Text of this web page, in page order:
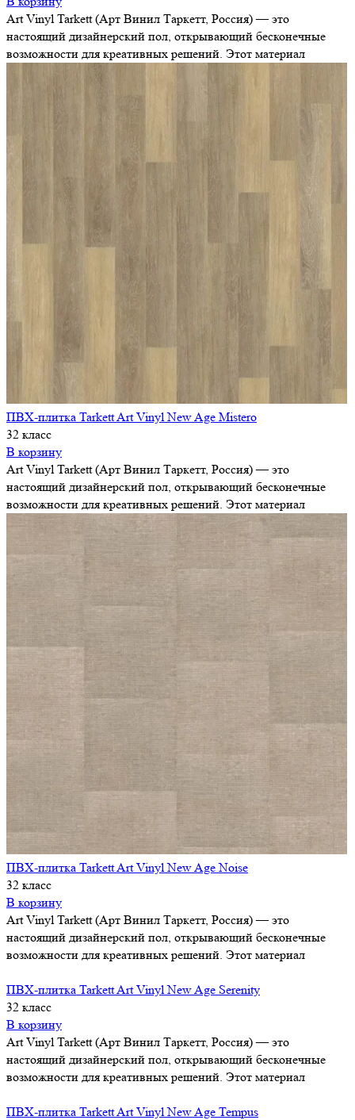
Art Vinyl Tarkett (Арт Винил Таркетт, Россия) — это
настоящий дизайнерский пол, открывающий бесконечные
возможности для креативных решений. Этот материал
ПВХ-плитка Tarkett Art Vinyl New Age Mistero
32 класс
В корзину
Art Vinyl Tarkett (Арт Винил Таркетт, Россия) — это
настоящий дизайнерский пол, открывающий бесконечные
возможности для креативных решений. Этот материал
ПВХ-плитка Tarkett Art Vinyl New Age Noise
32 класс
В корзину
Art Vinyl Tarkett (Арт Винил Таркетт, Россия) — это
настоящий дизайнерский пол, открывающий бесконечные
возможности для креативных решений. Этот материал
ПВХ-плитка Tarkett Art Vinyl New Age Serenity
32 класс
В корзину
Art Vinyl Tarkett (Арт Винил Таркетт, Россия) — это
настоящий дизайнерский пол, открывающий бесконечные
возможности для креативных решений. Этот материал
ПВХ-плитка Tarkett Art Vinyl New Age Tempus